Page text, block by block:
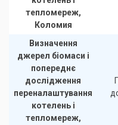
тепломереж,
Коломия
Визначення
джерел біомаси і
попереднє
дослідження
переналаштування
котелень і
тепломереж,